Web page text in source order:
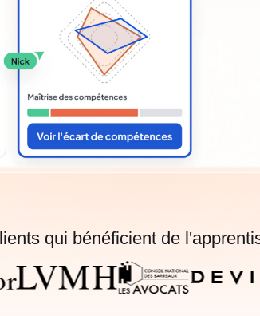
qui bénéficient de